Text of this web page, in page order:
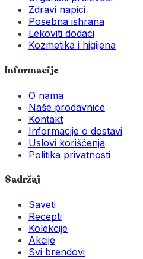
Zdravi napici
Posebna ishrana
Lekoviti dodaci
Kozmetika i higijena
Informacije
O nama
Naše prodavnice
Kontakt
Informacije o dostavi
Uslovi korišćenja
Politika privatnosti
Sadržaj
Saveti
Recepti
Kolekcije
Akcije
Svi brendovi